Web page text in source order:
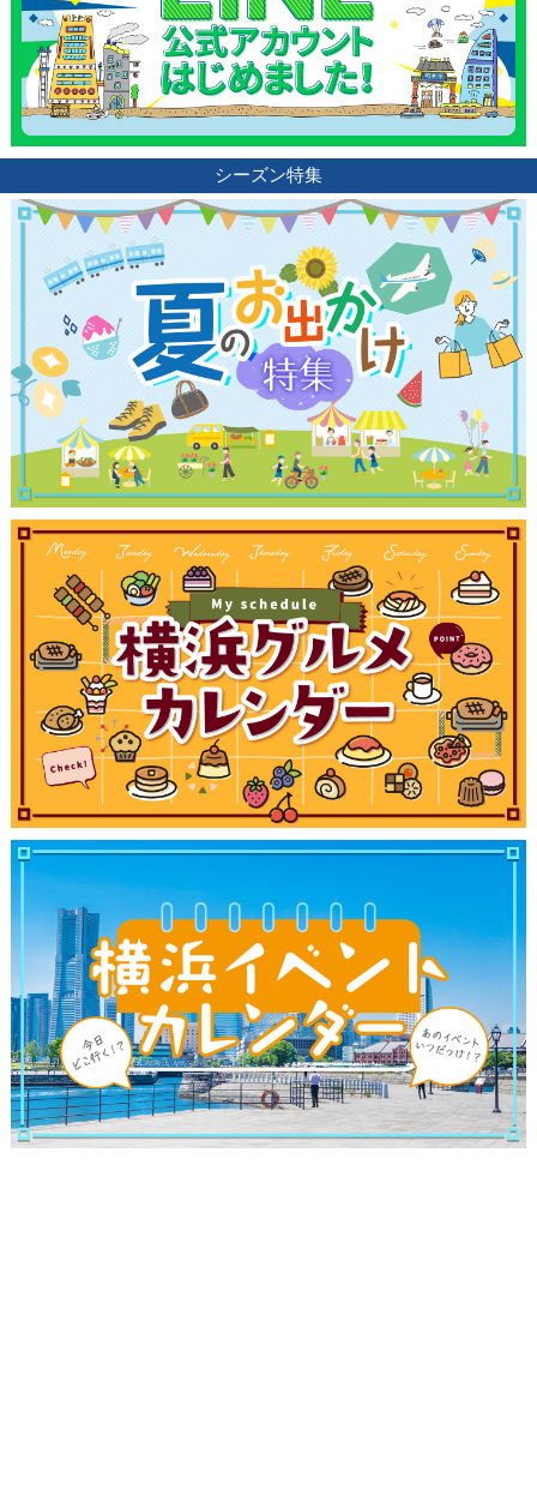
シーズン特集
観光ガイド
ランキング
ブログ記事
サイトについて